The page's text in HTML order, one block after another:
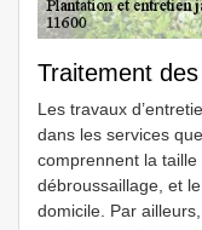
Traitement
Les travaux
dans les services
comprennent la
débroussaillage, et
domicile. Par